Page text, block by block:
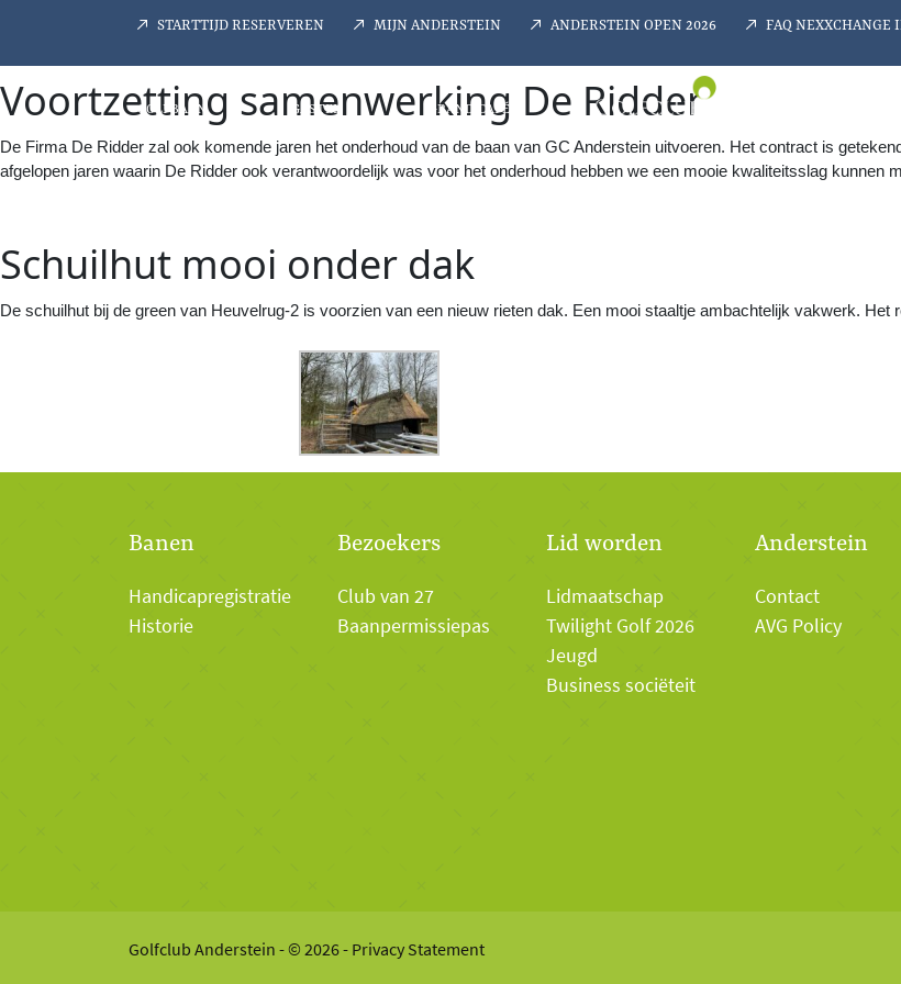
STARTTIJD RESERVEREN MIJN ANDERSTEIN ANDERSTEIN OPEN 2026 FAQ NEXXCHANGE
GOLFBAAN GASTEN GRAND CAFÉ
Voortzetting samenwerking De Ridder
De Firma De Ridder zal ook komende jaren het onderhoud van de baan van GC Anderstein uitvoeren. Het contract is
afgelopen jaren waarin De Ridder ook verantwoordelijk was voor het onderhoud hebben we een mooie kwaliteitsslag kunnen
Schuilhut mooi onder dak
De schuilhut bij de green van Heuvelrug-2 is voorzien van een nieuw rieten dak. Een mooi staaltje ambachtelijk vakwerk. Het
Banen
Handicapregistratie
Historie
Bezoekers
Club van 27
Baanpermissiepas
Lid worden
Lidmaatschap
Twilight Golf 2026
Jeugd
Business sociëteit
Anderstein
Contact
AVG Policy
Golfclub Anderstein - © 2026 -Privacy Statement